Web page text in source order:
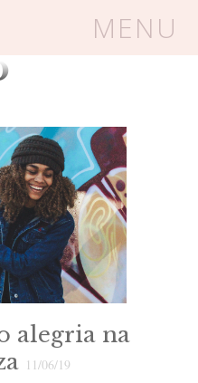
MENU
onde mulheres
Login
alegria na
11/06/19